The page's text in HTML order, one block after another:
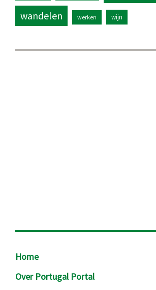
wandelen werken wijn
Footer
Home
Over Portugal Portal